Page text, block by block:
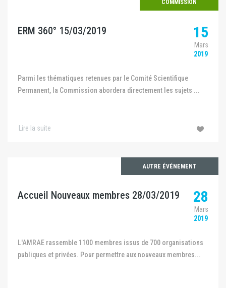
COMMISSION
ERM 360° 15/03/2019 15
Mars
2019
Parmi les thématiques retenues par le Comité Scientifique
Permanent, la Commission abordera directement les sujets ...
Lire la suite
AUTRE ÉVÉNEMENT
Accueil Nouveaux membres 28/03/2019 28
Mars
2019
L'AMRAE rassemble 1100 membres issus de 700 organisations
publiques et privées. Pour permettre aux nouveaux membres...